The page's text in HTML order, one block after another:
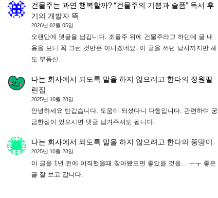
건물주는 과연 행복할까? “건물주의 기쁨과 슬픔” 독서 후
기의 개발자 뜩
2026년 02월 05일
오랜만에 댓글을 남깁니다. 조물주 위에 건물주라고 하던데 글 내
용을 보니 꼭 그런 것만은 아니겠네요. 이 글을 쓰던 당시까지만 해
도 부동산…
나는 회사에서 되도록 말을 하지 않으려고 한다의 정원딸
린집
2025년 10월 28일
안녕하세요 반갑습니다. 도움이 되셨다니 다행입니다. 관련하여 궁
금한점이 있으시면 댓글 남겨주셔도 됩니다.
나는 회사에서 되도록 말을 하지 않으려고 한다의 뚱땅이
2025년 10월 28일
이 글을 1년 전에 이직했을때 찾아봤으면 좋았을 것을... ㅜㅜ 좋은
글 잘 보고 갑니다.